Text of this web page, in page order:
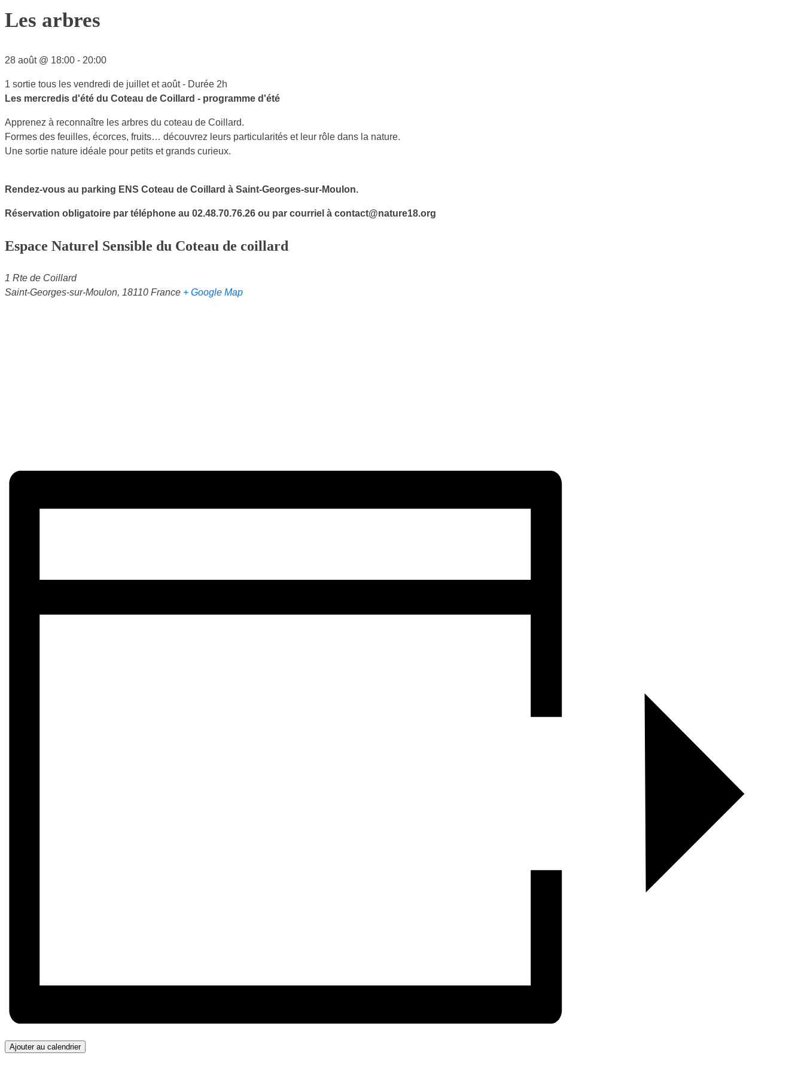
Les arbres
28 août @ 18:00 - 20:00
1 sortie tous les vendredi de juillet et août - Durée 2h
Les mercredis d'été du Coteau de Coillard - programme d'été
Apprenez à reconnaître les arbres du coteau de Coillard.
Formes des feuilles, écorces, fruits… découvrez leurs particularités et leur rôle dans la nature.
Une sortie nature idéale pour petits et grands curieux.
Rendez-vous au parking ENS Coteau de Coillard à Saint-Georges-sur-Moulon.
Réservation obligatoire par téléphone au 02.48.70.76.26 ou par courriel à contact@nature18.org
Espace Naturel Sensible du Coteau de coillard
1 Rte de Coillard
Saint-Georges-sur-Moulon, 18110 France + Google Map
Ajouter au calendrier